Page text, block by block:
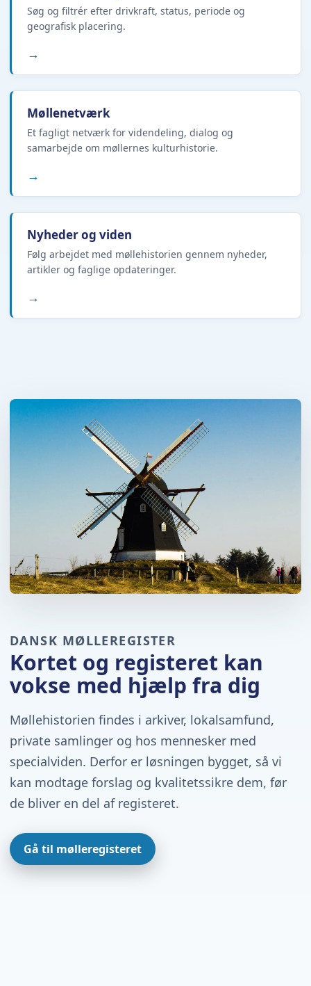
Søg og filtrér efter drivkraft, status, periode og
geografisk placering.
→
Møllenetværk
Et fagligt netværk for videndeling, dialog og
samarbejde om møllernes kulturhistorie.
→
Nyheder og viden
Følg arbejdet med møllehistorien gennem nyheder,
artikler og faglige opdateringer.
→
DANSK MØLLEREGISTER
Kortet og registeret kan
vokse med hjælp fra dig
Møllehistorien findes i arkiver, lokalsamfund,
private samlinger og hos mennesker med
specialviden. Derfor er løsningen bygget, så vi
kan modtage forslag og kvalitetssikre dem, før
de bliver en del af registeret.
Gå til mølleregisteret